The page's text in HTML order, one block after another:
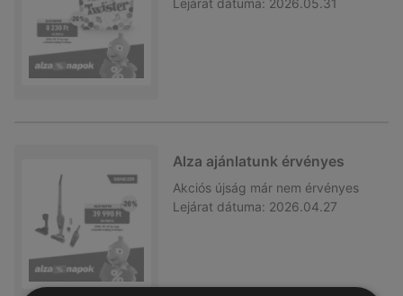
Lejárat dátuma: 2026.05.31
Alza ajánlatunk érvényes
Akciós újság már nem érvényes
Lejárat dátuma: 2026.04.27